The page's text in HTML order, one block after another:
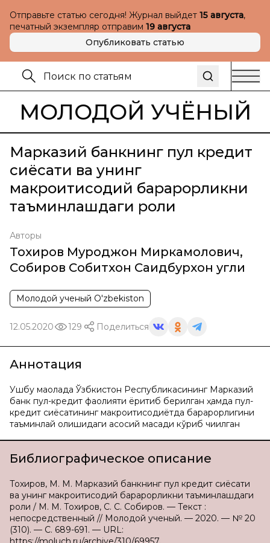
Отправьте статью сегодня! Журнал выйдет 15 августа,
печатный экземпляр отправим 19 августа
Опубликовать статью
МОЛОДОЙ УЧЁНЫЙ
Марказий банкнинг пул кредит
сиёсати ва унинг
макроиқтисодий барқарорликни
таъминлашдаги роли
Авторы
Тохиров Муроджон Миркамолович,
Собиров Собитхон Саидбурхон угли
Молодой ученый O'zbekiston
12.05.2020 129 Поделиться
Аннотация
Ушбу мақолада Ўзбкистон Республикасининг Марказий
банк пул-кредит фаолияти ёритиб берилган ҳамда пул-
кредит сиёсатининг макроиқтисодиётда барқарорлигини
таъминлай олишидаги асосий мақсади кўриб чиқилган
Библиографическое описание
Тохиров, М. М. Марказий банкнинг пул кредит сиёсати
ва унинг макроиқтисодий барқарорликни таъминлашдаги
роли / М. М. Тохиров, С. С. Собиров. — Текст :
непосредственный // Молодой ученый. — 2020. — № 20
(310). — С. 689-691. — URL: